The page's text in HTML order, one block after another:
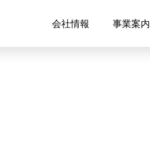
会社情報 事業案内